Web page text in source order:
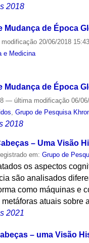
2018
de Época
modificação 20/06/2018
e Medicina
de Época
— última modificação 06/
,Grupo de Pesquisa
2018
– Uma Visão
em:Grupo de
os aspectos
são analisados
como máquinas e
atuais sobre
2021
– uma Visão